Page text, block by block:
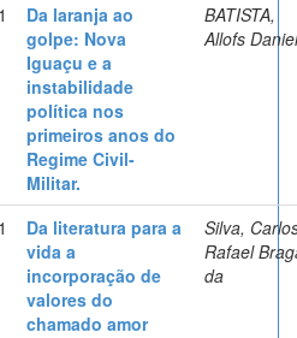
Da laranja ao
golpe: Nova
Iguaçu e a
instabilidade
política nos
primeiros anos do
Regime Civil-
Militar.
BATISTA,
Allofs Daniel
Da literatura para a
vida a
incorporação de
valores do
chamado amor
Silva,
Rafael
da